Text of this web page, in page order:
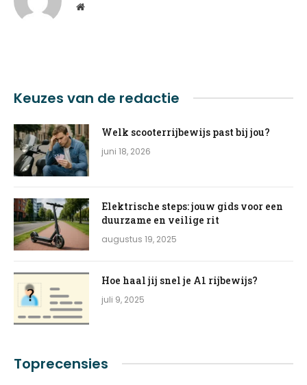
Website
Keuzes van de redactie
Welk scooterrijbewijs past bij jou?
juni 18, 2026
Elektrische steps: jouw gids voor een
duurzame en veilige rit
augustus 19, 2025
Hoe haal jij snel je A1 rijbewijs?
juli 9, 2025
Toprecensies